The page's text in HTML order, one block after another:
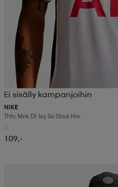
Ei sisälly kampanjoihin
NIKE
Thfc Mnk Df Jsy Ss Stad Hm
109,-